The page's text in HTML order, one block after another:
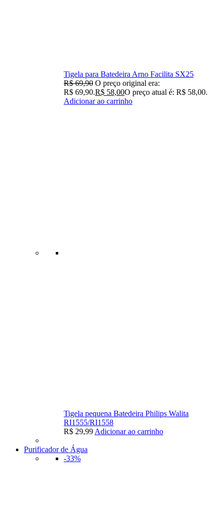
Tigela para Batedeira Arno Facilita SX25
R$69,90 O preço original era:
R$ 69,90.R$ 58,00O preço atual é: R$ 58,00.
Adicionar ao carrinho
Tigela pequena Batedeira Philips Walita
RI1555/RI1558
R$ 29,99 Adicionar ao carrinho
Purificador de Água
-33%